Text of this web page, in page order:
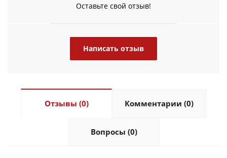
Оставьте свой отзыв!
Написать отзыв
Отзывы (0) Комментарии (0)
Вопросы (0)